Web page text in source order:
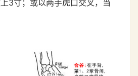
3寸；或以两手虎口交叉，当